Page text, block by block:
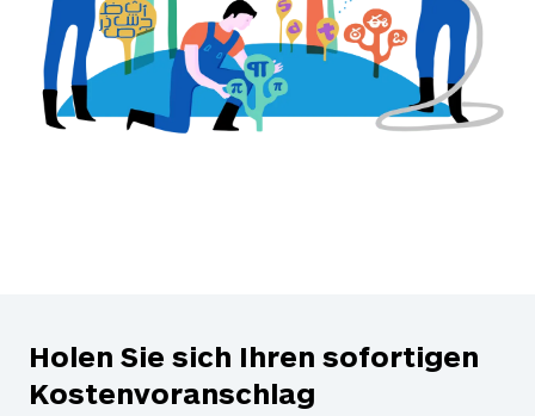
Holen Sie sich Ihren sofortigen
Kostenvoranschlag